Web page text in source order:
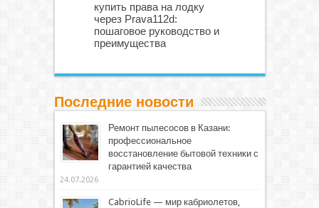
купить права на лодку
через Prava112d:
пошаговое руководство и
преимущества
Последние новости
Ремонт пылесосов в Казани:
профессиональное
восстановление бытовой техники с
гарантией качества
24.07.2026
CabrioLife — мир кабриолетов,